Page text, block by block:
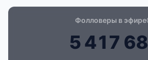
Фолловеры в эфире
5417 68